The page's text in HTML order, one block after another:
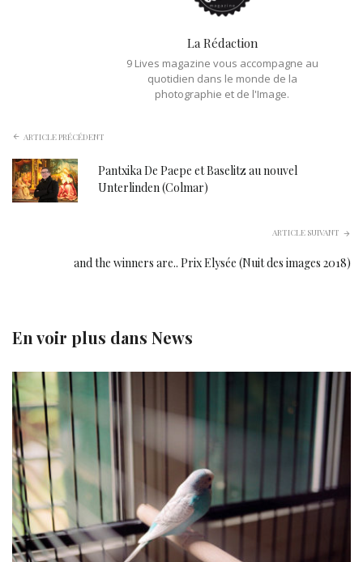
La Rédaction
9 Lives magazine vous accompagne au
quotidien dans le monde de la
photographie et de l'Image.
ARTICLE PRÉCÉDENT
Pantxika De Paepe et Baselitz au nouvel
Unterlinden (Colmar)
ARTICLE SUIVANT
and the winners are.. Prix Elysée (Nuit des images 2018)
En voir plus dans News